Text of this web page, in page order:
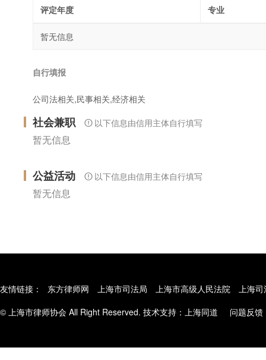
评定年度 专业
暂无信息
自行填报
公司法相关,民事相关,经济相关
社会兼职 以下信息由信用主体自行填写
暂无信息
公益活动 以下信息由信用主体自行填写
暂无信息
友情链接： 东方律师网 上海市司法局 上海市高级人民法院
上海
© 上海市律师协会 All Right Reserved. 技术支持： 上海同道 问题反馈